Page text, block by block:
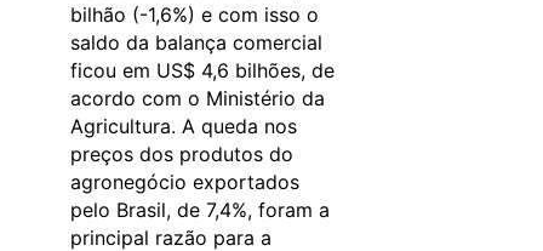
bilhão (-1,6%) e com isso o
saldo da balança comercial
ficou em US$ 4,6 bilhões, de
acordo com o Ministério da
Agricultura. A queda nos
preços dos produtos do
agronegócio exportados
pelo Brasil, de 7,4%, foram a
principal razão para a